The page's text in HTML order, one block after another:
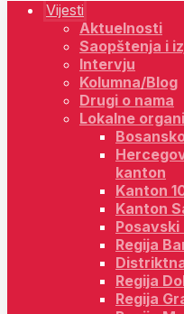
Vijesti
Aktuelnosti
Saopštenja i
Intervju
Kolumna/Blog
Drugi o nama
Lokalne
kanton
Kanton
Kanton
Regija
Regija
Regija